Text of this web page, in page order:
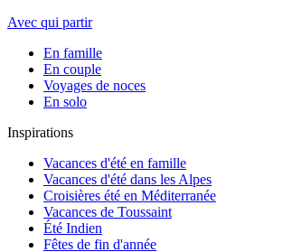
Avec qui partir
En famille
En couple
Voyages de noces
En solo
Inspirations
Vacances d'été en famille
Vacances d'été dans les Alpes
Croisières été en Méditerranée
Vacances de Toussaint
Été Indien
Fêtes de fin d'année